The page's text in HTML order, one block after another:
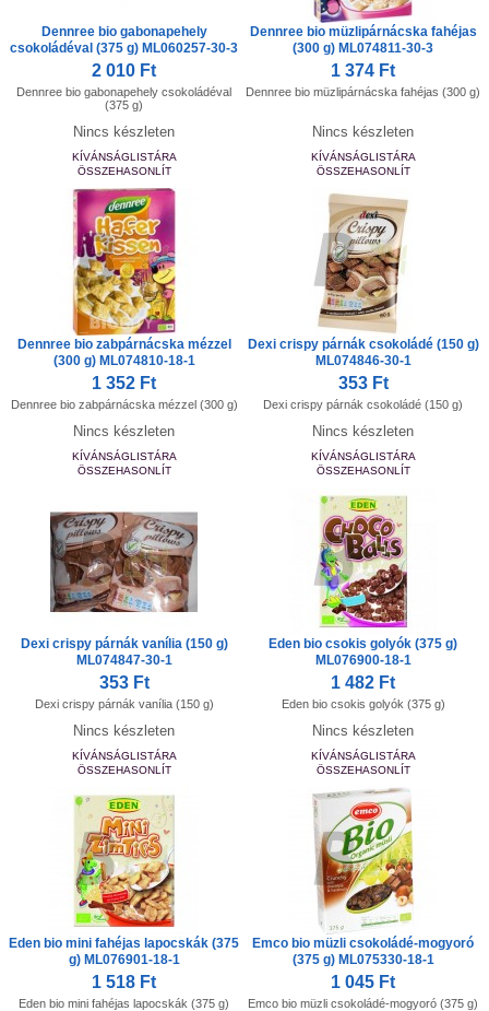
Dennree bio gabonapehely
csokoládéval (375 g) ML060257-30-3
2 010 Ft
Dennree bio gabonapehely csokoládéval
(375 g)
Nincs készleten
KÍVÁNSÁGLISTÁRA
ÖSSZEHASONLÍT
Dennree bio müzlipárnácska fahéjas
(300 g) ML074811-30-3
1 374 Ft
Dennree bio müzlipárnácska fahéjas (300 g)
Nincs készleten
KÍVÁNSÁGLISTÁRA
ÖSSZEHASONLÍT
Dennree bio zabpárnácska mézzel
(300 g) ML074810-18-1
1 352 Ft
Dennree bio zabpárnácska mézzel (300 g)
Nincs készleten
KÍVÁNSÁGLISTÁRA
ÖSSZEHASONLÍT
Dexi crispy párnák csokoládé (150 g)
ML074846-30-1
353 Ft
Dexi crispy párnák csokoládé (150 g)
Nincs készleten
KÍVÁNSÁGLISTÁRA
ÖSSZEHASONLÍT
Dexi crispy párnák vanília (150 g)
ML074847-30-1
353 Ft
Dexi crispy párnák vanília (150 g)
Nincs készleten
KÍVÁNSÁGLISTÁRA
ÖSSZEHASONLÍT
Eden bio csokis golyók (375 g)
ML076900-18-1
1 482 Ft
Eden bio csokis golyók (375 g)
Nincs készleten
KÍVÁNSÁGLISTÁRA
ÖSSZEHASONLÍT
Eden bio mini fahéjas lapocskák (375
g) ML076901-18-1
1 518 Ft
Eden bio mini fahéjas lapocskák (375 g)
Emco bio müzli csokoládé-mogyoró
(375 g) ML075330-18-1
1 045 Ft
Emco bio müzli csokoládé-mogyoró (375 g)